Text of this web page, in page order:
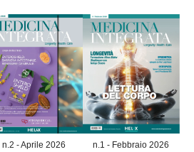
n.2 - Aprile 2026 n.1 - Febbraio 2026